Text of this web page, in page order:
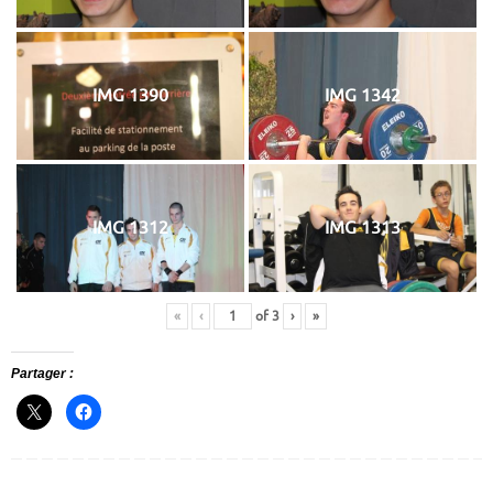
IMG 1390 IMG 1342
IMG 1312 IMG 1313
« ‹ of3 › »
Partager :